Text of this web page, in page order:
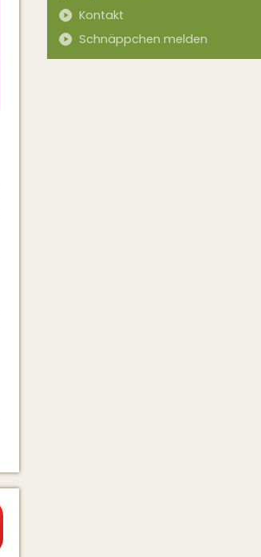
Kontakt
Schnäppchen melden